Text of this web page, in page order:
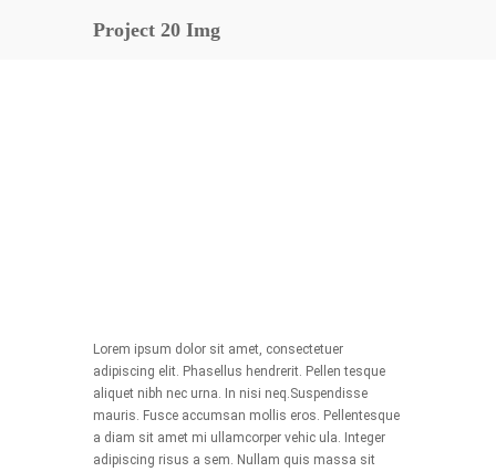
Project 20 Img
Lorem ipsum dolor sit amet, consectetuer
adipiscing elit. Phasellus hendrerit. Pellen tesque
aliquet nibh nec urna. In nisi neq.Suspendisse
mauris. Fusce accumsan mollis eros. Pellentesque
a diam sit amet mi ullamcorper vehic ula. Integer
adipiscing risus a sem. Nullam quis massa sit